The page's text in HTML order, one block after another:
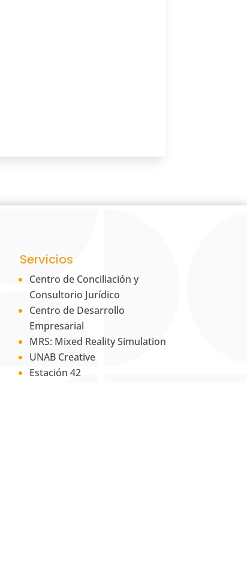
Servicios
Centro de Conciliación y
Consultorio Jurídico
Centro de Desarrollo
Empresarial
MRS: Mixed Reality Simulation
UNAB Creative
Estación 42